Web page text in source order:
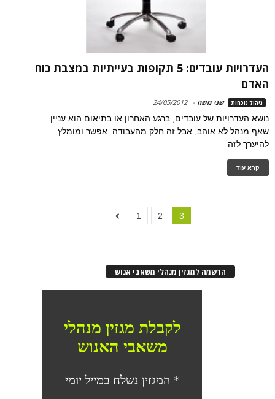
העדרויות עובדים: 5 תקופות בעייתיות במצבת כוח
האדם
ניהול נוכחות שני משה -
24/05/2012
נושא העדרויות של עובדים, ברגע האחרון או בתיאום הוא עניין
שאף מנהל לא אוהב, אבל זה חלק מהעבודה. אפשר ומומלץ
להיערך לזה
קרא עוד
1 2 3
הרשמה למגזין מנהלי משאבי אנוש